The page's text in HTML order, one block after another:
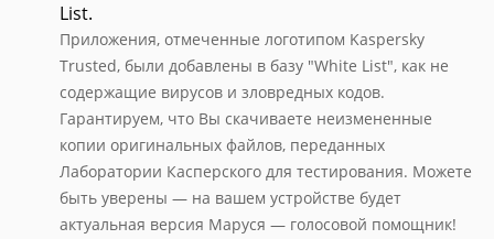
List.
Приложения, отмеченные логотипом Kaspersky
Trusted, были добавлены в базу "White List", как не
содержащие вирусов и зловредных кодов.
Гарантируем, что Вы скачиваете неизмененные
копии оригинальных файлов, переданных
Лаборатории Касперского для тестирования. Можете
быть уверены — на вашем устройстве будет
актуальная версия Маруся — голосовой помощник!